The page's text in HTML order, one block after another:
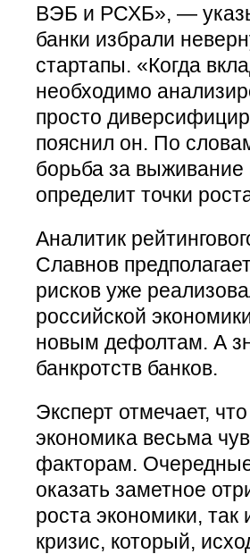
ВЭБ и РСХБ», —
банки избрали
стартапы. «Когда
необходимо
просто
пояснил он. По
борьба за выживание
определит точки
Аналитик
Славнов
рисков уже
российской
новым дефолтам. А
банкротств банков.
Эксперт отмечает,
экономика весьма
факторам. Очередные
оказать заметное
роста экономики,
кризис, который,